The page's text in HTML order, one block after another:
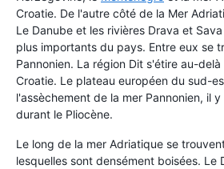
Croatie. De l'autre côté de la Mer
Le Danube et les rivières Drava et
plus importants du pays. Entre eux se
Pannonien. La région Dit s'étire au-
Croatie. Le plateau européen du sud-
l'assèchement de la mer Pannonien, il
durant le Pliocène.
Le long de la mer Adriatique se
lesquelles sont densément boisées. Le